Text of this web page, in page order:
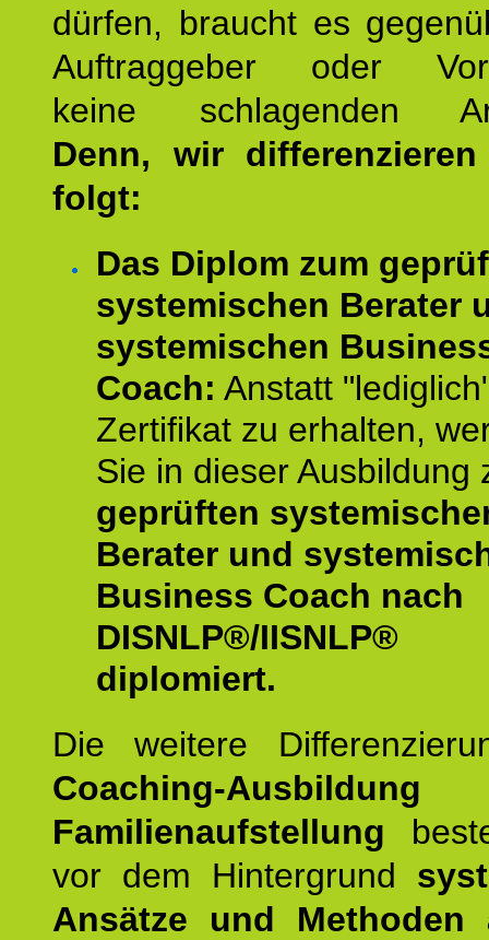
dürfen, braucht es
Auftraggeber oder
keine schlagenden
Denn, wir
folgt:
Das Diplom zum
systemischen Berater
systemischen
Coach: Anstatt
Zertifikat zu erhalten,
Sie in dieser Ausbildung
geprüften
Berater und
Business Coach nach
DISNLP®/IISNLP®
diplomiert.
Die weitere
Coaching-Ausbildung
Familienaufstellung
vor dem Hintergrund
Ansätze und Methoden